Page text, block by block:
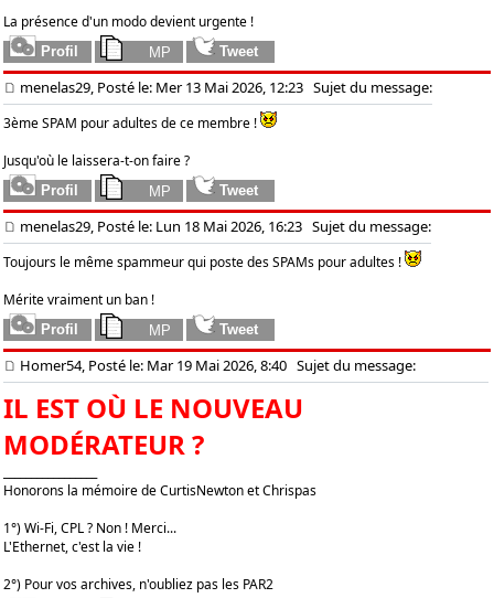
La présence d'un modo devient urgente !
menelas29, Posté le: Mer 13 Mai 2026, 12:23 Sujet du message:
3ème SPAM pour adultes de ce membre !
Jusqu'où le laissera-t-on faire ?
menelas29, Posté le: Lun 18 Mai 2026, 16:23 Sujet du message:
Toujours le même spammeur qui poste des SPAMs pour adultes !
Mérite vraiment un ban !
Homer54, Posté le: Mar 19 Mai 2026, 8:40 Sujet du message:
IL EST OÙ LE NOUVEAU
MODÉRATEUR ?
Honorons la mémoire de CurtisNewton et Chrispas
1°) Wi-Fi, CPL ? Non ! Merci...
L'Ethernet, c'est la vie !
2°) Pour vos archives, n'oubliez pas les PAR2